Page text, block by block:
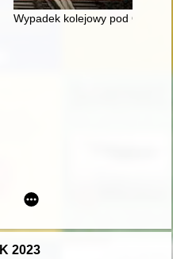
nauczyciel w Bojanowie -
Wypadek kolejowy pod
socjalistycznego" : "Dom
2023